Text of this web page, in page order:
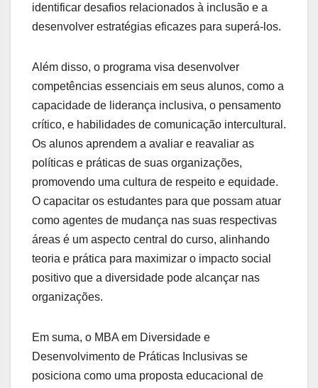
identificar desafios relacionados à inclusão e a
desenvolver estratégias eficazes para superá-los.
Além disso, o programa visa desenvolver
competências essenciais em seus alunos, como a
capacidade de liderança inclusiva, o pensamento
crítico, e habilidades de comunicação intercultural.
Os alunos aprendem a avaliar e reavaliar as
políticas e práticas de suas organizações,
promovendo uma cultura de respeito e equidade.
O capacitar os estudantes para que possam atuar
como agentes de mudança nas suas respectivas
áreas é um aspecto central do curso, alinhando
teoria e prática para maximizar o impacto social
positivo que a diversidade pode alcançar nas
organizações.
Em suma, o MBA em Diversidade e
Desenvolvimento de Práticas Inclusivas se
posiciona como uma proposta educacional de